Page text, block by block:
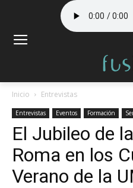
Inicio Entrevistas
Entrevistas Eventos Formación
El Jubileo de
Roma en los
Verano de la